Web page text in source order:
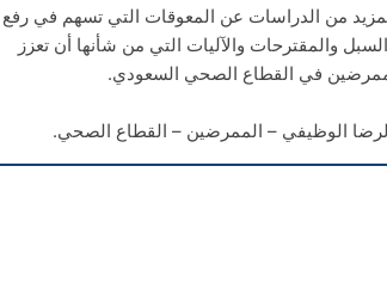
من الدراسات عن المعوقات التي تسهم في رفع
والمقترحات والآليات التي من شأنها أن تعزز
في القطاع الصحي السعودي.
الرضا الوظيفي – الممرضين – القطاع الصحي.